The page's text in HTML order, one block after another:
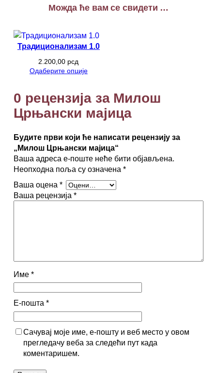
н
с
ј
и
ц
к
л
и
и
н
Можда ће вам се свидети …
Традиционализам 1.0
2.200,00 рсд
Одаберите опције
0 рецензија за Милош
Црњански мајица
Будите први који ће написати рецензију за
„Милош Црњански мајица“
Ваша адреса е-поште неће бити објављена.
Неопходна поља су означена *
Ваша оцена *
Ваша рецензија *
Име *
Е-пошта *
Сачувај моје име, е-пошту и веб место у овом
прегледачу веба за следећи пут када
коментаришем.